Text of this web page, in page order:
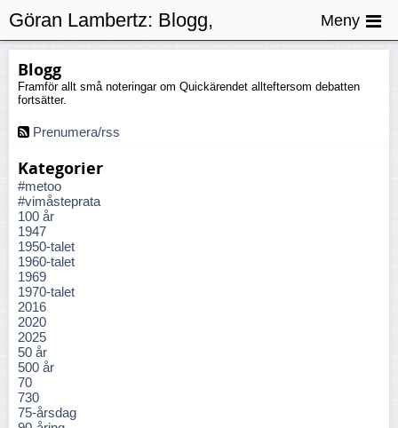
Blogg
Framför allt små noteringar om Quickärendet allteftersom debatten
fortsätter.
Prenumera/rss
Kategorier
#metoo
#vimåsteprata
100 år
1947
1950-talet
1960-talet
1969
1970-talet
2016
2020
2025
50 år
500 år
70
730
75-årsdag
Göran Lambertz: Blogg,
Beslutsförhet
Meny